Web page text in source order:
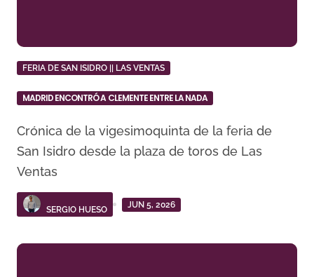
FERIA DE SAN ISIDRO || LAS VENTAS
MADRID ENCONTRÓ A CLEMENTE ENTRE LA NADA
Crónica de la vigesimoquinta de la feria de
San Isidro desde la plaza de toros de Las
Ventas
SERGIO HUESO
JUN 5, 2026